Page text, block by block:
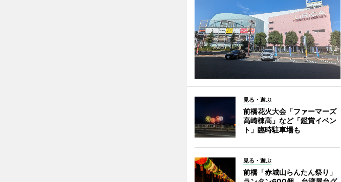
見る・遊ぶ
前橋花火大会「ファーマーズ
高崎棟高」など「鑑賞イベン
ト」臨時駐車場も
見る・遊ぶ
前橋「赤城山らんたん祭り」